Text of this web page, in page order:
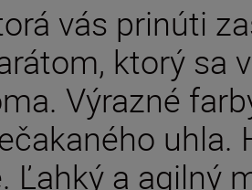
vás prinúti
ktorý sa
Výrazné
uhla.
Ľahký a agilný